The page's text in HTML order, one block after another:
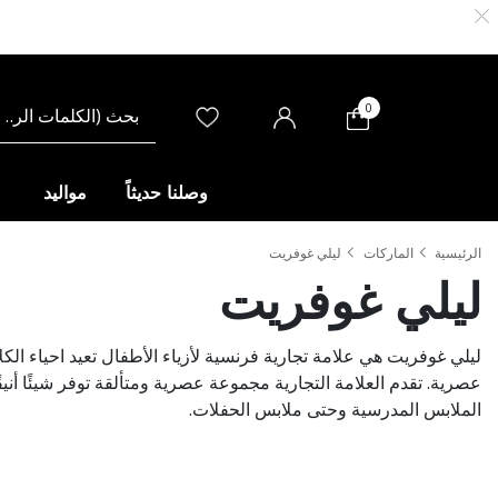
0
وصلنا حديثاً مواليد
الرئيسية الماركات ليلي غوفريت
ليلي غوفريت
ليلي غوفريت هي علامة تجارية فرنسية لأزياء الأطفال تعيد احياء
عصرية. تقدم العلامة التجارية مجموعة عصرية ومتألقة توفر شيئًا
الملابس المدرسية وحتى ملابس الحفلات.